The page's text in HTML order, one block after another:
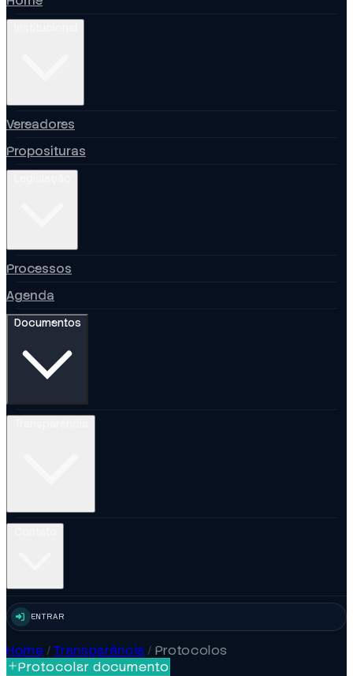
Vereadores
Proposituras
Processos
Agenda
Documentos
ENTRAR
Home / Transparência / Protocolos
Protocolar documento